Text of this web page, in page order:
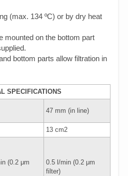
(max. 134 ºC) or by dry heat
mounted on the bottom part
bottom parts allow filtration in
SPECIFICATIONS
47 mm (in line)
13 cm2
(0.2 μm
0.5 l/min (0.2 μm
filter)